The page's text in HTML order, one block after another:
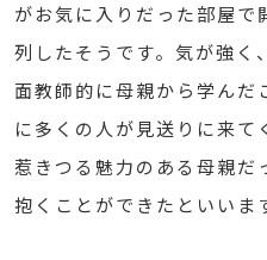
がお気に入りだった部屋
列したそうです。気が強く
面教師的に母親から学んだ
に多くの人が見送りに来て
惹きつる魅力のある母親だ
抱くことができたといいま